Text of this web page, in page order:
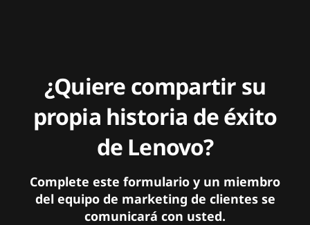
¿Quiere compartir su
propia historia de éxito
de Lenovo?
Complete este formulario y un miembro
del equipo de marketing de clientes se
comunicará con usted.